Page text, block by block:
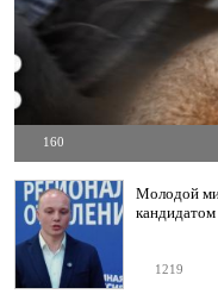
160
Молодой
1219